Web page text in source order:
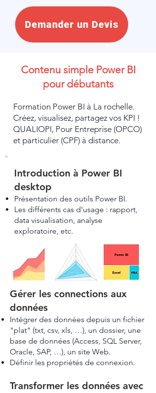
Demander un Devis
Contenu simple Power BI
pour débutants
Formation Power BI à La rochelle.
Créez, visualisez, partagez vos KPI !
QUALIOPI, Pour Entreprise (OPCO)
et particulier (CPF) à distance.
Introduction à Power BI
desktop
Présentation des outils Power BI.
Les différents cas d'usage : rapport,
data visualisation, analyse
exploratoire, etc.
Gérer les connections aux
données
Intégrer des données depuis un fichier
"plat" (txt, csv, xls, …), un dossier, une
base de données (Access, SQL Server,
Oracle, SAP, …), un site Web.
Définir les propriétés de connexion.
Transformer les données avec